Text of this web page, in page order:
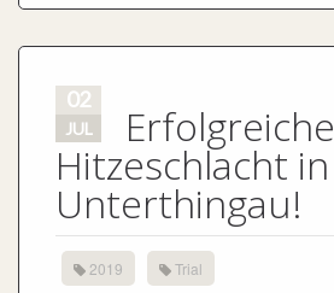
02
JUL Erfolgreiche
Hitzeschlacht in
Unterthingau!
2019 Trial